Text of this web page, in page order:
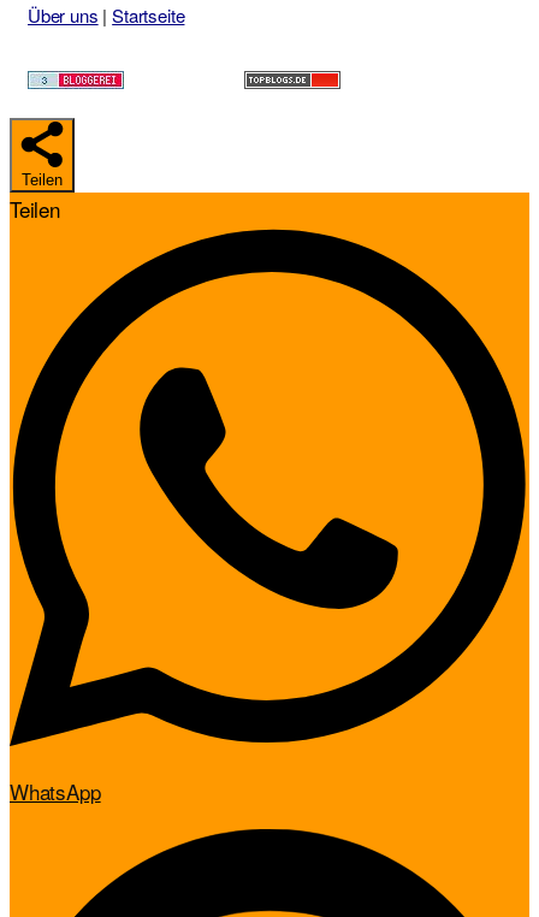
Über uns |Startseite
Teilen
Teilen
WhatsApp